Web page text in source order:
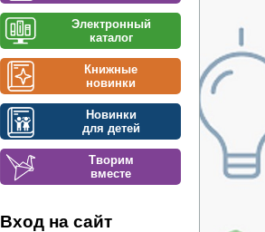
Электронный
каталог
Книжные
новинки
Новинки
для детей
Творим
вместе
Вход на сайт